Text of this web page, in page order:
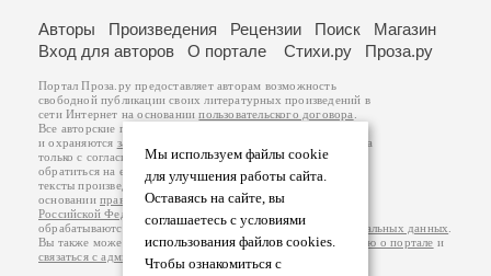
Мы используем файлы cookie
для улучшения работы сайта.
Оставаясь на сайте, вы
соглашаетесь с условиями
использования файлов cookies.
Чтобы ознакомиться с
Авторы Произведения Рецензии Поиск
Магазин
Вход для авторов
О портале Стихи.ру Проза.ру
Портал Проза.ру предоставляет авторам возможность
свободной публикации своих литературных произведений в
сети Интернет на основаниипользовательского договора
Все авторские права на произведения принадлежат авторам
и охраняются законом
. Перепечатка произведений возможна
только с согласия его автора, к которому вы можете
обратиться на его авторской странице. Ответственность за
тексты произведений авторы несут самостоятельно на
основанииправил публикацииизаконодательства
Российской Федерации
обрабатываются на основанииПолитики обработки персональных данных
Вы также можете посмотреть более подробнуюинформацию о портале и
связаться с администрацией